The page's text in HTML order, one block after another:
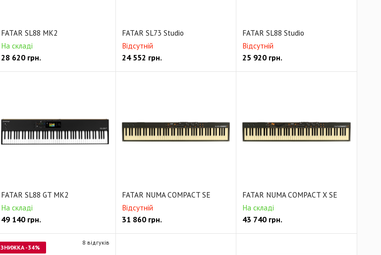
FATAR SL88 MK2
На складі
28 620грн.
FATAR SL73 Studio
Відсутній
24 552 грн.
FATAR SL88 Studio
Відсутній
25 920 грн.
FATAR SL88 GT MK2
На складі
49 140грн.
FATAR NUMA COMPACT SE
Відсутній
31 860грн.
FATAR NUMA COMPACT X SE
На складі
43 740 грн.
8 відгуків
ЗНИЖКА-34%